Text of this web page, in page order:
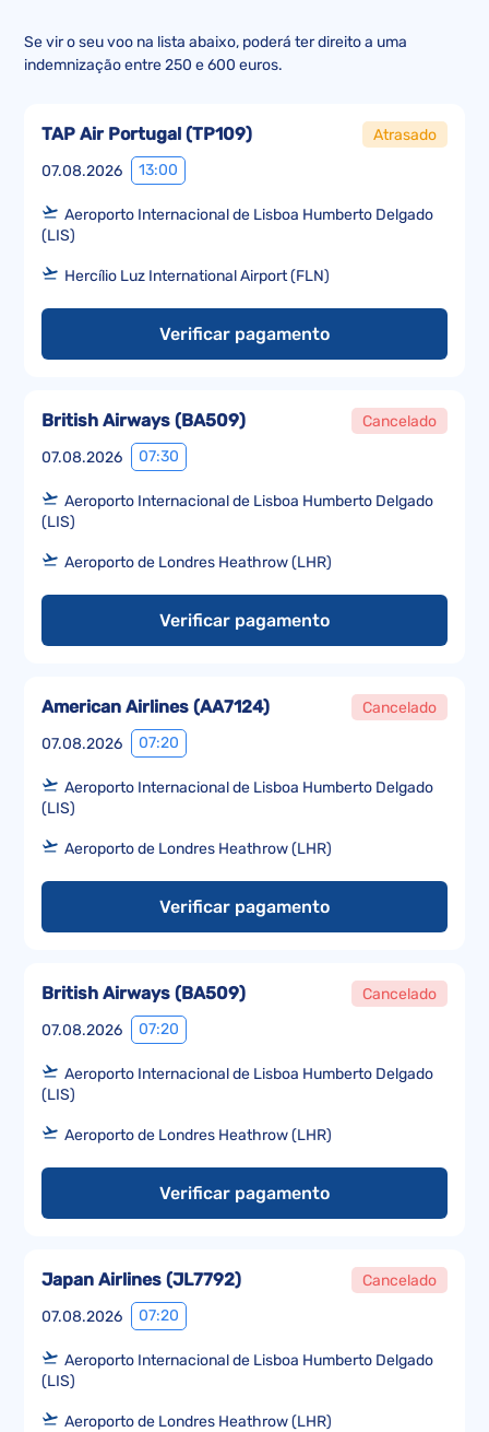
Se vir o seu voo na lista abaixo, poderá ter direito a uma
indemnização entre 250 e 600 euros.
07.08.2026 13:00
TAP Air Portugal (TP109) Atrasado
Aeroporto Internacional de Lisboa Humberto Delgado
(LIS)
Hercílio Luz International Airport (FLN)
Verificar pagamento
07.08.2026 07:30
British Airways (BA509) Cancelado
Aeroporto Internacional de Lisboa Humberto Delgado
(LIS)
Aeroporto de Londres Heathrow (LHR)
Verificar pagamento
07.08.2026 07:20
American Airlines (AA7124) Cancelado
Aeroporto Internacional de Lisboa Humberto Delgado
(LIS)
Aeroporto de Londres Heathrow (LHR)
Verificar pagamento
07.08.2026 07:20
British Airways (BA509) Cancelado
Aeroporto Internacional de Lisboa Humberto Delgado
(LIS)
Aeroporto de Londres Heathrow (LHR)
Verificar pagamento
07.08.2026 07:20
Japan Airlines (JL7792) Cancelado
Aeroporto Internacional de Lisboa Humberto Delgado
(LIS)
Aeroporto de Londres Heathrow (LHR)